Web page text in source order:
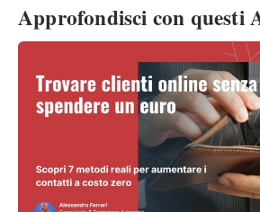
Approfondisci con questi